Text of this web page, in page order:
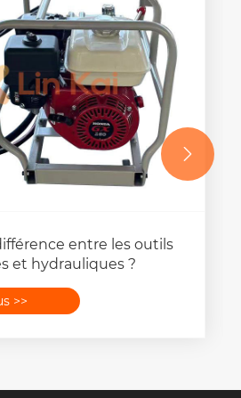
entre les outils
et hydrauliques ?
>>
